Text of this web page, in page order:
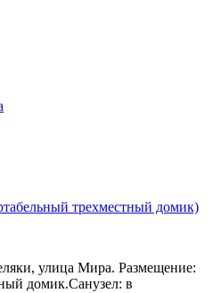
трехместный домик)
улица Мира. Размещение:
домик.Санузел: в